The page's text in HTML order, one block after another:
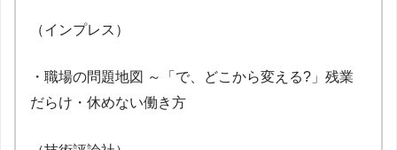
（インプレス）
・職場の問題地図 ～「で、どこから変える?」残業
だらけ・休めない働き方